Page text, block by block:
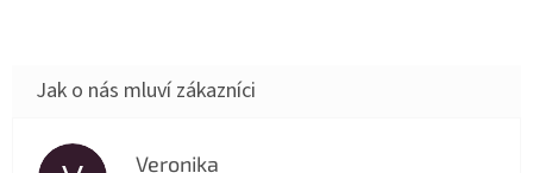
Veronika